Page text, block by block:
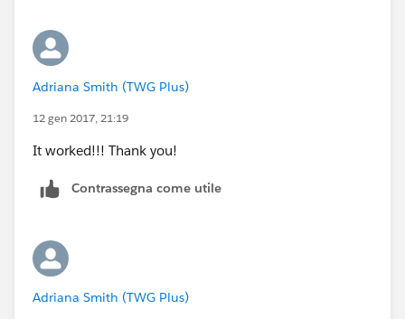
Adriana Smith (TWG Plus)
12 gen 2017, 21:19
It worked!!! Thank you!
Contrassegna come utile
Adriana Smith (TWG Plus)